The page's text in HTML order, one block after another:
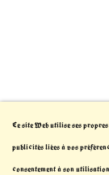
Ce site Web utilise ses
publicités liées à vos
consentement à son